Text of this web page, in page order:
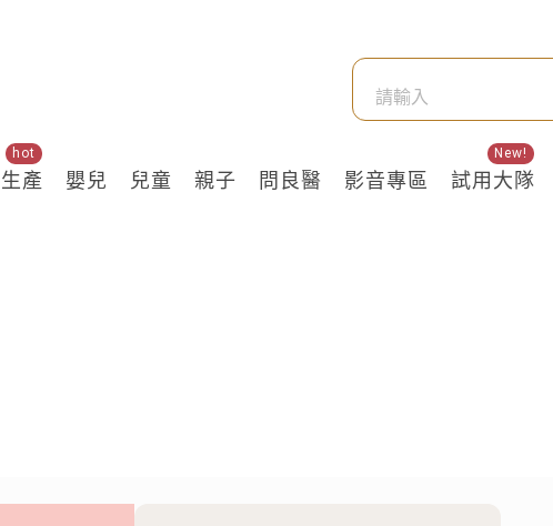
生產
hot
嬰兒 兒童 親子 問良醫 影音專區 試用大隊
New!
關鍵熱搜